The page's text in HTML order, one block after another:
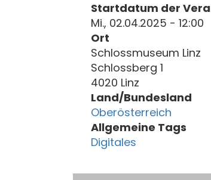
Startdatum der
Mi., 02.04.2025 - 12:00
Ort
Schlossmuseum Linz
Schlossberg 1
4020 Linz
Land/Bundesland
Oberösterreich
Allgemeine Tags
Digitales